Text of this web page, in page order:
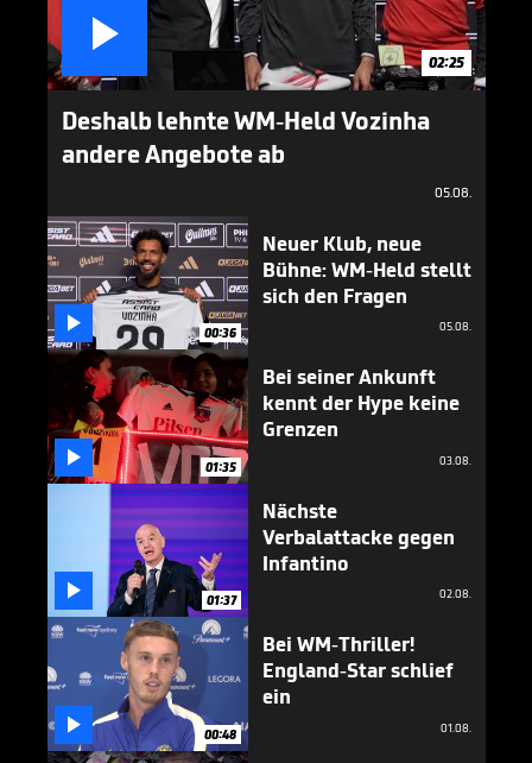

02:25
Deshalb lehnte WM-Held Vozinha
andere Angebote ab
05.08.
 00:36
Neuer Klub, neue
Bühne: WM-Held stellt
sich den Fragen
05.08.
 01:35
Bei seiner Ankunft
kennt der Hype keine
Grenzen
03.08.
 01:37
Nächste
Verbalattacke gegen
Infantino
02.08.
 00:48
Bei WM-Thriller!
England-Star schlief
ein
01.08.